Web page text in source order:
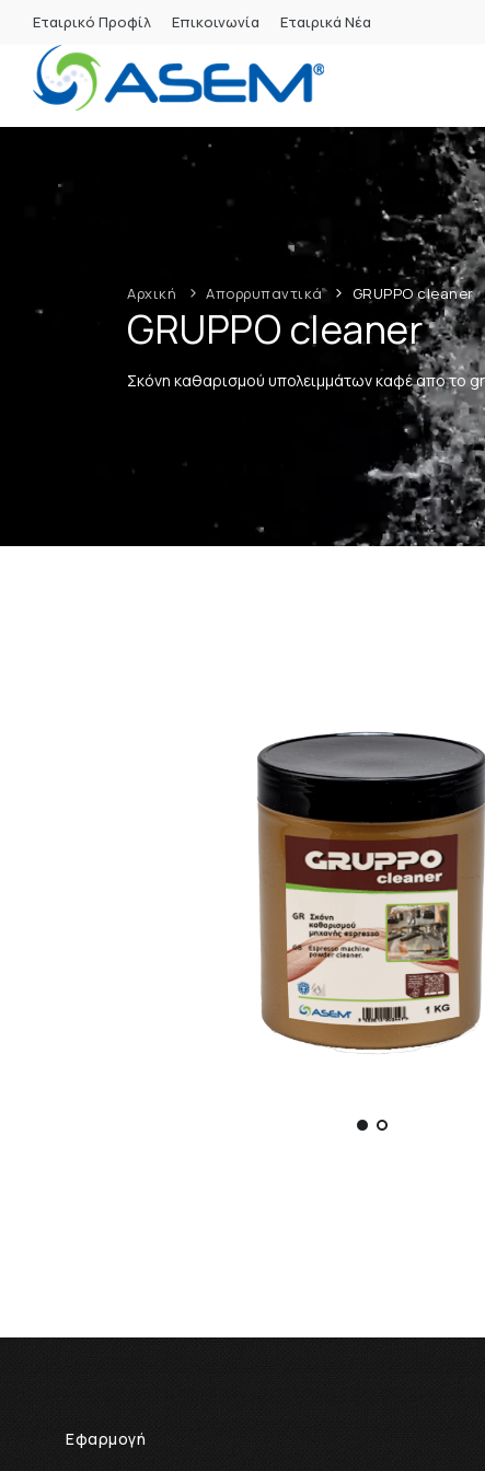
Εταιρικό Προφίλ Επικοινωνία Εταιρικά Νέα
Αρχική Απορρυπαντικά GRUPPO cleaner
GRUPPO cleaner
Σκόνη καθαρισμού υπολειμμάτων καφέ απο το
Εφαρμογή